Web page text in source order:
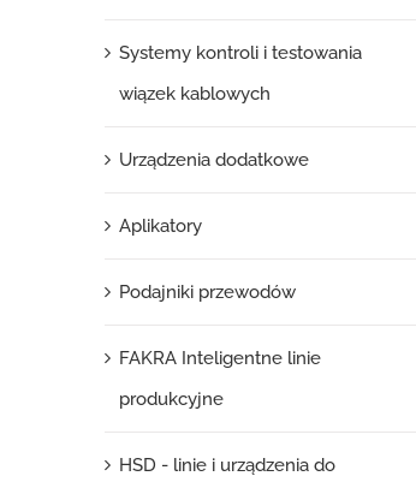
Systemy kontroli i testowania
wiązek kablowych
Urządzenia dodatkowe
Aplikatory
Podajniki przewodów
FAKRA Inteligentne linie
produkcyjne
HSD - linie i urządzenia do